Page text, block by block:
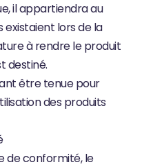
il appartiendra au
existaient lors de la
à rendre le produit
destiné.
être tenue pour
des produits
de conformité, le